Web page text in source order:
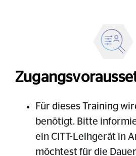
Für dieses Training
benötigt. Bitte
ein CITT-Leihgerät in
möchtest für die